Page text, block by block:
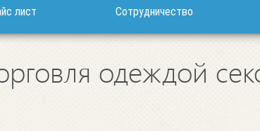
лист Сотрудничество
одеждой